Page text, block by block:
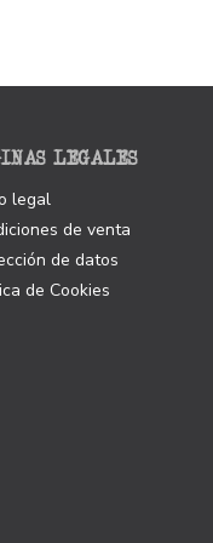
LEGALES
legal
de venta
de datos
de Cookies